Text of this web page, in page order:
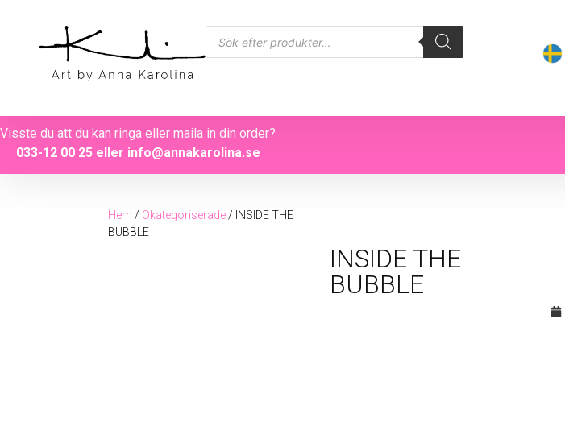
Visste du att du kan ringa eller maila in din order?
033-12 00 25eller info@annakarolina.se
Hem / Okategoriserade / INSIDE THE
BUBBLE
INSIDE THE
BUBBLE